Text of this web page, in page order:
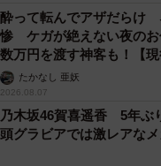
酔って転んでアザだらけ
惨 ケガが絶えない夜の
数万円を渡す神客も！【現
たかなし 亜妖
2026.08.07
乃木坂46賀喜遥香 5年
頭グラビアでは激レアな